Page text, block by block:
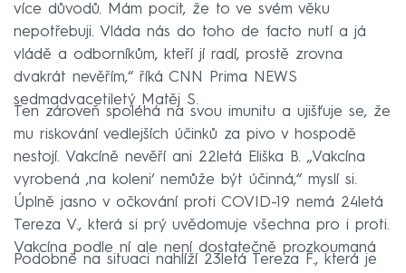
více důvodů. Mám pocit, že to ve svém věku
nepotřebuji. Vláda nás do toho de facto nutí a já
vládě a odborníkům, kteří jí radí, prostě zrovna
dvakrát nevěřím,“ říká CNN Prima NEWS
sedmadvacetiletý Matěj S.
Ten zároveň spoléhá na svou imunitu a ujišťuje se, že
mu riskování vedlejších účinků za pivo v hospodě
nestojí. Vakcíně nevěří ani 22letá Eliška B. „Vakcína
vyrobená ‚na koleni‘ nemůže být účinná,“ myslí si.
Úplně jasno v očkování proti COVID-19 nemá 24letá
Tereza V., která si prý uvědomuje všechna pro i proti.
Vakcína podle ní ale není dostatečně prozkoumaná
Podobně na situaci nahlíží 23letá Tereza F., která je